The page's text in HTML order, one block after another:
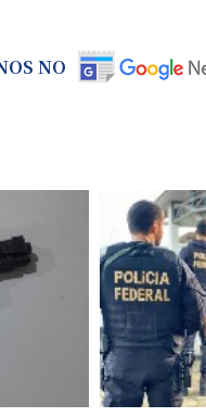
NO